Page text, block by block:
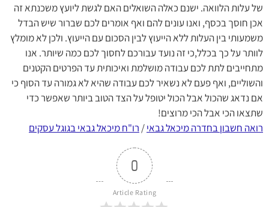
של עלות הלוואה. ישנם כאלה השואלים האם לגשת ליועץ משכנתא זה
אכן חוסך בכסף, ואנו עונים להם ואף אומרים לכם שברור שיש הבדל
משמעותי בין העלות ללא הייעוץ לבין הסכום עם הייעוץ. ולכן לא מומלץ
לוותר על כך בכלל,כי זה נועד עבורכם לחסוך לכם כמה שיותר. אנו
מתחייבים לתת לכם עבודה מושלמת ואיכותית עד הפרטים הקטנים
והשוליים, ואף פעם לא נשאיר לכם עבודה שהיא לא גמורה עד הסוף כי
אם נדאג שהכול אבל הכול יטופל על הצד הטוב ביותר שאפשר כדי
שתצאו הכי אבל הכי מרוצים!
רואה חשבון בחדרה מיכאל גבאי/ רו"ח מיכאל גבאי בגוגל עסקים
0
Article Rating